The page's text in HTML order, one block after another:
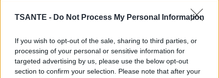
TSANTE - Do Not Process My Personal Information
If you wish to opt-out of the sale, sharing to third parties, or
processing of your personal or sensitive information for
targeted advertising by us, please use the below opt-out
section to confirm your selection. Please note that after your
Grim, le Bélier est soumis depuis longtemps à des
configurations astrologiques complexes. Neptune,
positionnée dans le signe précédent depuis plus d’une
décennie, a contribué à brouiller les repères. À cela s’est